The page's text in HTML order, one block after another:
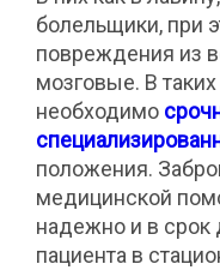
болельщики, при
повреждения из
мозговые. В
необходимо
положения.
медицинской
надежно и в срок
пациента в